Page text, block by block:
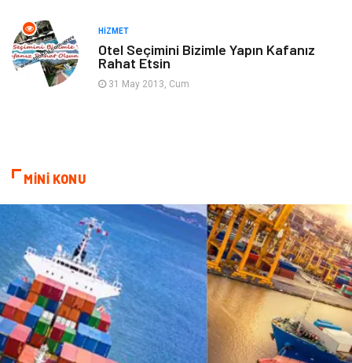
Sigorta
Mobilya
HIZMET
Otel Seçimini Bizimle Yapın Kafanız
Rahat Etsin
31 May 2013, Cum
MİNİ KONU